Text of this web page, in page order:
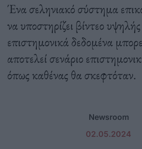
Ένα σεληνιακό σύστημα
να υποστηρίζει βίντεο
επιστημονικά δεδομένα
αποτελεί σενάριο
όπως καθένας θα σκεφτόταν.
Newsroom
02.05.2024